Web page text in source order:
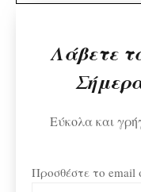
Λάβετε
Εύκολα και
Προσθέστε το email